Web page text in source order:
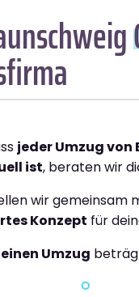
jeder Umzug
ist, beraten wir
wir gemeinsam
Konzept für
Umzug